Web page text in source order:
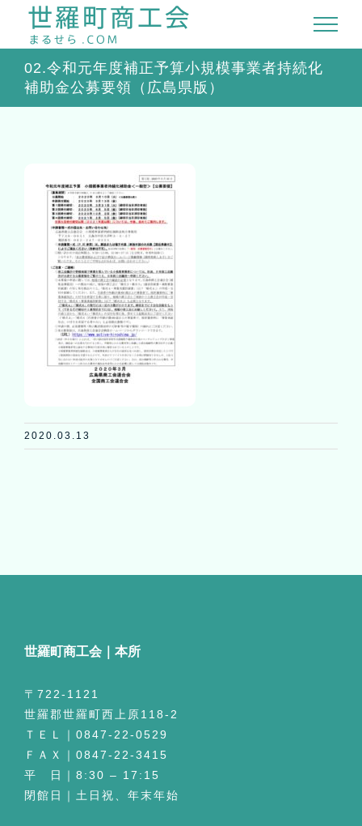
Skip
02.令和元年度補正予算小規模事業者持続化
補助金公募要領（広島県版）
2020.03.13
世羅町商工会｜本所
〒722-1121
世羅郡世羅町西上原118-2
ＴＥＬ｜0847-22-0529
ＦＡＸ｜0847-22-3415
平 日｜8:30 – 17:15
閉館日｜土日祝、年末年始